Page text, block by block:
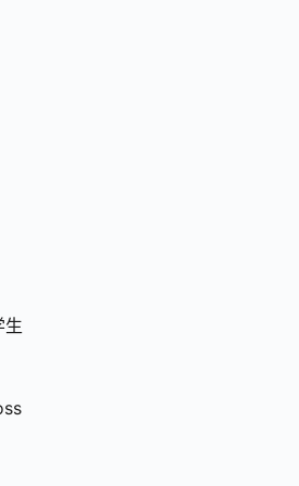
生